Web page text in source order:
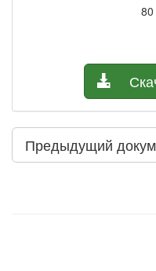
80
Предыдущий